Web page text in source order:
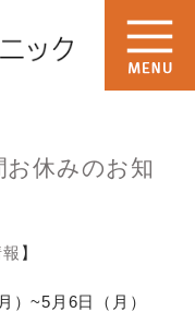
休みのお知
】
）~5月6日（月）